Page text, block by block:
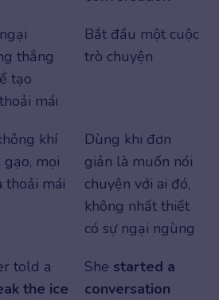
thẳng
tạo
mái
Bắt đầu một cuộc
trò chuyện
khí
mọi
thoải mái
Dùng khi đơn
giản là muốn nói
chuyện với ai đó,
không nhất thiết
có sự ngại ngùng
told a
the ice
She started a
conversation